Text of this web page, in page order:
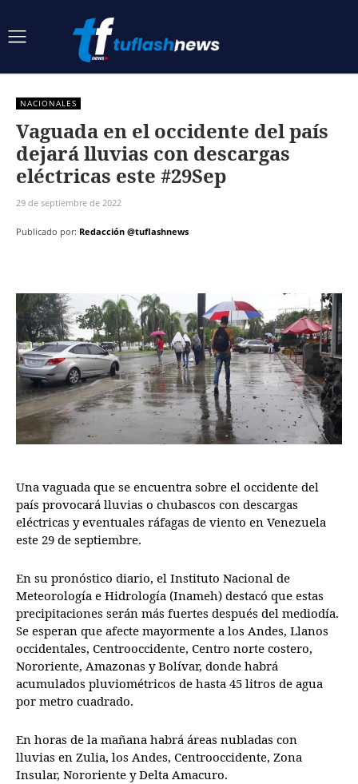
NACIONALES
Vaguada en el occidente del país
dejará lluvias con descargas
eléctricas este #29Sep
29 de septiembre de 2022
Publicado por: Redacción @tuflashnews
Una vaguada que se encuentra sobre el occidente del
país provocará lluvias o chubascos con descargas
eléctricas y eventuales ráfagas de viento en Venezuela
este 29 de septiembre.
En su pronóstico diario, el Instituto Nacional de
Meteorología e Hidrología (Inameh) destacó que estas
precipitaciones serán más fuertes después del mediodía.
Se esperan que afecte mayormente a los Andes, Llanos
occidentales, Centrooccidente, Centro norte costero,
Nororiente, Amazonas y Bolívar, donde habrá
acumulados pluviométricos de hasta 45 litros de agua
por metro cuadrado.
En horas de la mañana habrá áreas nubladas con
lluvias en Zulia, los Andes, Centrooccidente, Zona
Insular, Nororiente y Delta Amacuro.